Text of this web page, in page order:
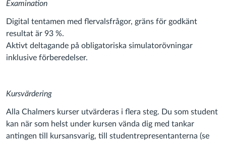
Examination
Digital tentamen med flervalsfrågor, gräns för godkänt
resultat är 93 %.
Aktivt deltagande på obligatoriska simulatorövningar
inklusive förberedelser.
Kursvärdering
Alla Chalmers kurser utvärderas i flera steg. Du som student
kan när som helst under kursen vända dig med tankar
antingen till kursansvarig, till studentrepresentanterna (se